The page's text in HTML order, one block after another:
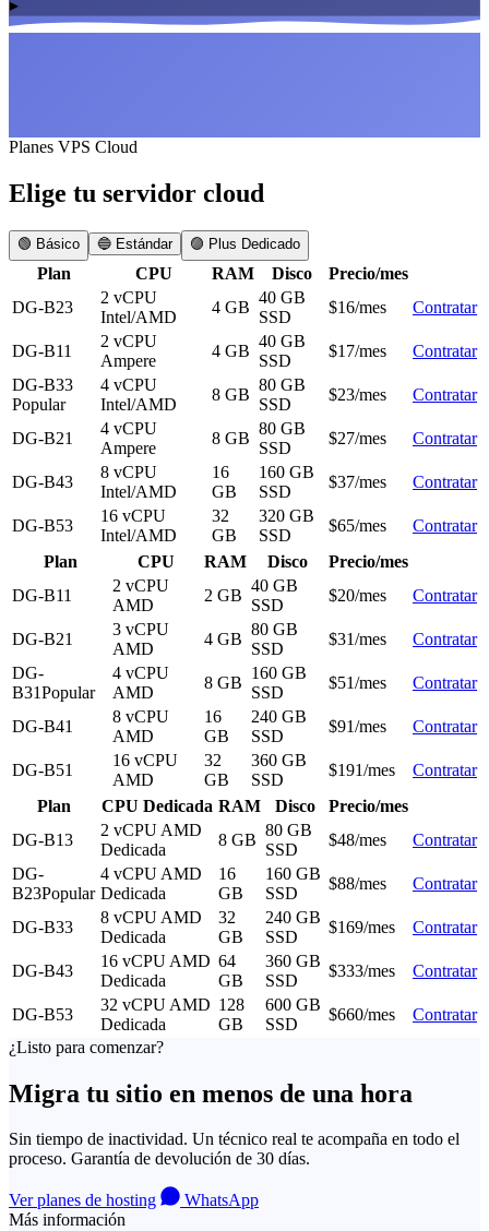
▸
Planes VPS Cloud
Elige tu servidor cloud
🟢 Básico 🔵 Estándar 🟣 Plus Dedicado
Plan CPU RAM Disco
Precio/mes
DG-B23
2 vCPU
Intel/AMD
4 GB
40 GB
SSD
$16/mes Contratar
DG-B11
2 vCPU
Ampere
4 GB
40 GB
SSD
$17/mes
Contratar
DG-B33
Popular
4 vCPU
Intel/AMD
8 GB
80 GB
SSD
$23/mes Contratar
DG-B21
4 vCPU
Ampere
8 GB
80 GB
SSD
$27/mes Contratar
DG-B43
8 vCPU
Intel/AMD
16
GB
160 GB
SSD
$37/mes Contratar
DG-B53
16 vCPU
Intel/AMD
32
GB
320 GB
SSD
$65/mes
Contratar
Plan
CPU RAM Disco
Precio/mes
DG-B11
2 vCPU
AMD
2 GB
40 GB
SSD
$20/mes Contratar
DG-B21
3 vCPU
AMD
4 GB
80 GB
SSD
$31/mes
Contratar
DG-
B31Popular
4 vCPU
AMD
8 GB
160 GB
SSD
$51/mes Contratar
DG-B41
8 vCPU
AMD
16
GB
240 GB
SSD
$91/mes Contratar
DG-B51
16 vCPU
AMD
32
GB
360 GB
SSD
$191/mes
Contratar
Plan
CPU Dedicada RAM Disco
Precio/mes
DG-B13
2 vCPU AMD
Dedicada
8 GB
80 GB
SSD
$48/mes
Contratar
DG-
B23Popular
4 vCPU AMD
Dedicada
16
GB
160 GB
SSD
$88/mes Contratar
DG-B33
8 vCPU AMD
Dedicada
32
GB
240 GB
SSD
$169/mes Contratar
DG-B43
16 vCPU AMD
Dedicada
64
GB
360 GB
SSD
$333/mes Contratar
DG-B53
32 vCPU AMD
Dedicada
128
GB
600 GB
SSD
$660/mes
Contratar
¿Listo para comenzar?
Migra tu sitio en menos de una hora
Sin tiempo de inactividad. Un técnico real te acompaña en todo el
proceso. Garantía de devolución de 30 días.
Ver planes de hosting
WhatsApp
Más información